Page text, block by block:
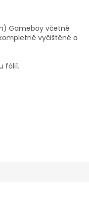
Gameboy včetně
vyčištěné a
fólií.